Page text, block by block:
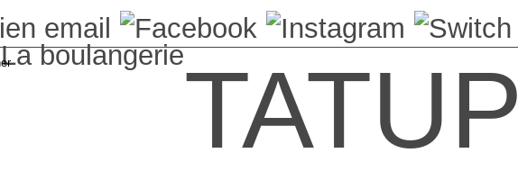
La boulangerieTATUP